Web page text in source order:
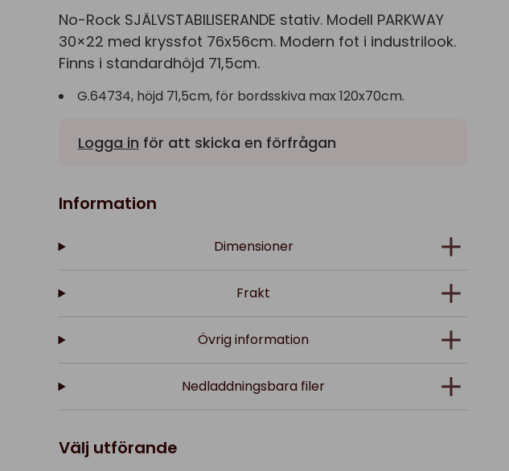
No-Rock SJÄLVSTABILISERANDE stativ. Modell PARKWAY
30×22 med kryssfot 76x56cm. Modern fot i industrilook.
Finns i standardhöjd 71,5cm.
G.64734, höjd 71,5cm, för bordsskiva max 120x70cm.
Logga in för att skicka en förfrågan
Information
Dimensioner
Frakt
Övrig information
Nedladdningsbara filer
Välj utförande